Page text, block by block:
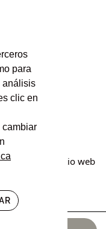
reservados. Sitio web
para
análisis
clic en
cambiar